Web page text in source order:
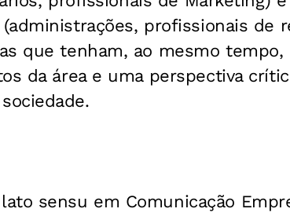
(administrações, profissionais de
que tenham, ao mesmo tempo,
da área e uma perspectiva
sensu em Comunicação